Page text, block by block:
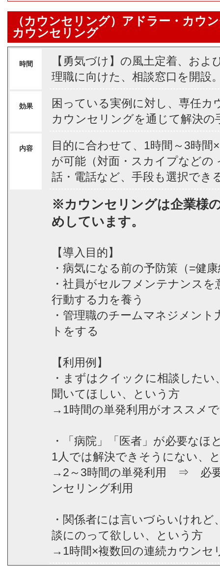
（カウンセリング）アドラー・カウ
カウンセリング
時間
【勇気づけ】の風土定着、およ
理職に向けた、相談窓口を開設
効果
困っている実例に対し、専任カ
カウンセリングを通じて解決の
内容
目的に合わせて、1時間～3時間
が可能（対面・スカイプなどの
話・電話など、手段も選択でき
※カウンセリングは企業様
めしています。
【導入目的】
・病気になる前の予防策（=健
・社員がセルフメンテナンスを
行動する力を養う
・管理職のチームマネジメン
トをする
【利用例】
・まずはクイックに相談した
聞いてほしい、という方
→1時間の単発利用がオススメ
・「病院」「医者」が必要なほ
1人では解決できそうにない、
→2～3時間の単発利用 ⇒ 必要
ンセリング利用
・関係者には言いづらいけれど
談にのって欲しい、という方
→1時間×複数回の連続カウンセ